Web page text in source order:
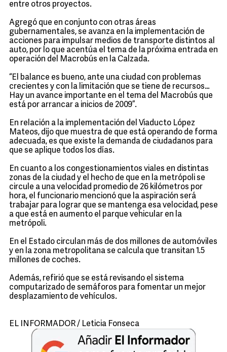
entre otros proyectos.
Agregó que en conjunto con otras áreas
gubernamentales, se avanza en la implementación de
acciones para impulsar medios de transporte distintos al
auto, por lo que acentúa el tema de la próxima entrada en
operación del Macrobús en la Calzada.
“El balance es bueno, ante una ciudad con problemas
crecientes y con la limitación que se tiene de recursos…
Hay un avance importante en el tema del Macrobús que
está por arrancar a inicios de 2009”.
En relación a la implementación del Viaducto López
Mateos, dijo que muestra de que está operando de forma
adecuada, es que existe la demanda de ciudadanos para
que se aplique todos los días.
En cuanto a los congestionamientos viales en distintas
zonas de la ciudad y el hecho de que en la metrópoli se
circule a una velocidad promedio de 26 kilómetros por
hora, el funcionario mencionó que la aspiración será
trabajar para lograr que se mantenga esa velocidad, pese
a que está en aumento el parque vehicular en la
metrópoli.
En el Estado circulan más de dos millones de automóviles
y en la zona metropolitana se calcula que transitan 1.5
millones de coches.
Además, refirió que se está revisando el sistema
computarizado de semáforos para fomentar un mejor
desplazamiento de vehículos.
EL INFORMADOR / Leticia Fonseca